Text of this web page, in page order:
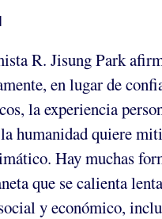
R. Jisung Park
en lugar de
la experiencia
humanidad quiere
Hay muchas
que se calienta
y económico,